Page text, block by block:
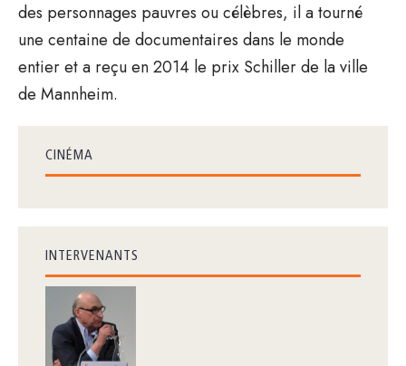
des personnages pauvres ou célèbres, il a tourné
une centaine de documentaires dans le monde
entier et a reçu en 2014 le prix Schiller de la ville
de Mannheim.
CINÉMA
INTERVENANTS